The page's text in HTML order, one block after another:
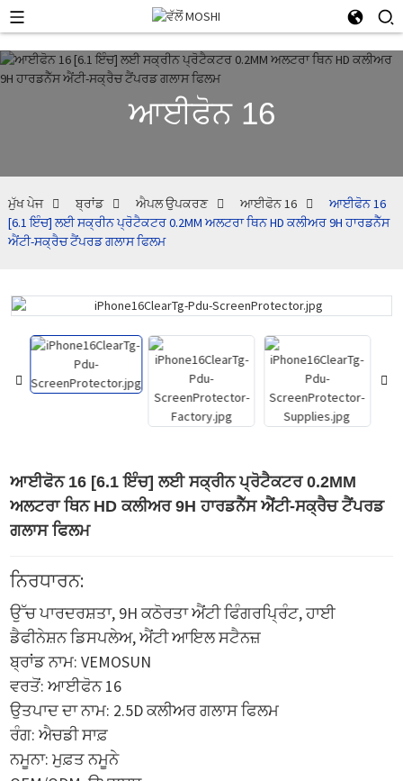
ਆਈਫੋਨ 16
ਮੁੱਖ ਪੇਜ ਬ੍ਰਾਂਡ ਐਪਲ ਉਪਕਰਣ ਆਈਫੋਨ 16
ਆਈਫੋਨ 16
[6.1 ਇੰਚ] ਲਈ ਸਕ੍ਰੀਨ ਪ੍ਰੋਟੈਕਟਰ 0.2MM ਅਲਟਰਾ ਥਿਨ HD ਕਲੀਅਰ 9H ਹਾਰਡਨੈੱਸ
ਐਂਟੀ-ਸਕ੍ਰੈਚ ਟੈਂਪਰਡ ਗਲਾਸ ਫਿਲਮ
ਆਈਫੋਨ 16 [6.1 ਇੰਚ] ਲਈ ਸਕ੍ਰੀਨ ਪ੍ਰੋਟੈਕਟਰ 0.2MM
ਅਲਟਰਾ ਥਿਨ HD ਕਲੀਅਰ 9H ਹਾਰਡਨੈੱਸ ਐਂਟੀ-ਸਕ੍ਰੈਚ ਟੈਂਪਰਡ
ਗਲਾਸ ਫਿਲਮ
ਨਿਰਧਾਰਨ:
ਉੱਚ ਪਾਰਦਰਸ਼ਤਾ, 9H ਕਠੋਰਤਾ ਐਂਟੀ ਫਿੰਗਰਪ੍ਰਿੰਟ, ਹਾਈ
ਡੈਫੀਨੇਸ਼ਨ ਡਿਸਪਲੇਅ, ਐਂਟੀ ਆਇਲ ਸਟੈਨਜ਼
ਬ੍ਰਾਂਡ ਨਾਮ: VEMOSUN
ਵਰਤੋਂ: ਆਈਫੋਨ 16
ਉਤਪਾਦ ਦਾ ਨਾਮ: 2.5D ਕਲੀਅਰ ਗਲਾਸ ਫਿਲਮ
ਰੰਗ: ਐਚਡੀ ਸਾਫ਼
ਨਮੂਨਾ: ਮੁਫ਼ਤ ਨਮੂਨੇ